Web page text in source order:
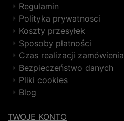
Regulamin
Polityka prywatnosci
Koszty przesyłek
Sposoby płatności
Czas realizacji zamówienia
Bezpieczeństwo danych
Pliki cookies
Blog
TWOJE KONTO